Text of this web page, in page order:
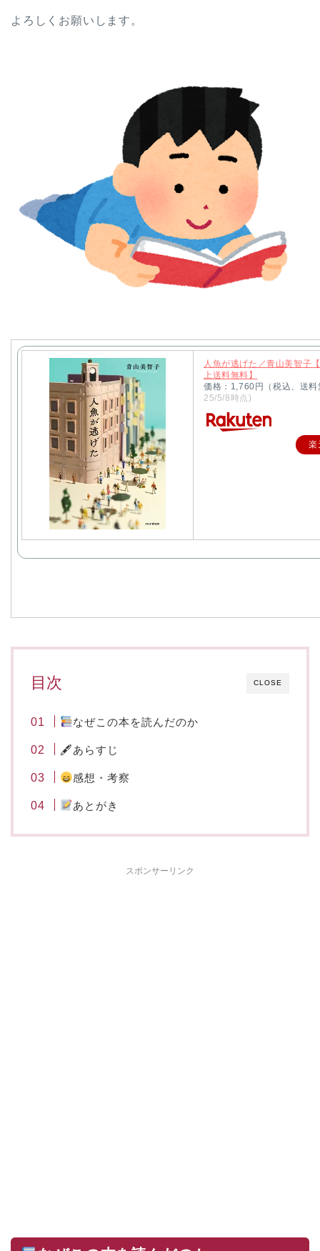
よろしくお願いします。
人魚が逃げた／青山美智子
上送料無料】
価格：1,760円（税込、送料
25/5/8時点)
楽
CLOSE
目次
なぜこの本を読んだのか
🖋あらすじ
感想・考察
あとがき
スポンサーリンク